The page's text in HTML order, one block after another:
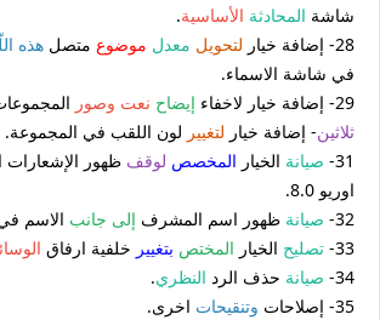
شاشة المحادثة الأساسية.
28- إضافة خيار
لتحويل معدل موضوع متصل هذه
في شاشة الاسماء.
29- إضافة خيار لاخفاء
إيضاح نعت وصور
ثلاثين- إضافة خيار لتغيير لون اللقب في المجموعة.
31- صيانة الخيار المخصص لوقف ظهور الإشعارات
اوريو 8.0.
32- صيانة ظهور اسم المشرف إلى جانب الاسم
33- تصليح الخيار المختص بتغيير خلفية ارفاق
34- صيانة حذف الرد النظري.
35- إصلاحات
وتنقيحات اخرى.